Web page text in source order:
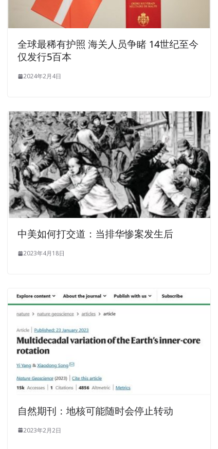
全球最稀有护照 海关人员争睹 14世纪至今
仅发行5百本
2024年2月4日
中美如何打交道：当排华惨案发生后
2023年4月18日
自然期刊：地核可能随时会停止转动
2023年2月2日